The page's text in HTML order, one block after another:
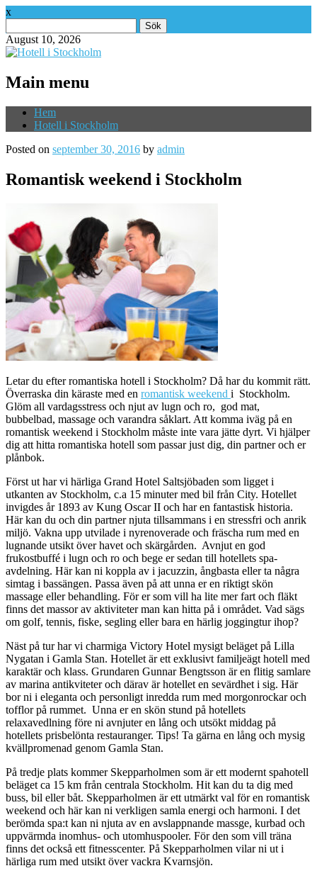
x
efter:
August 10, 2026
Main menu
Skip
Hem
Hotell i Stockholm
Posted on september 30, 2016 by admin
Romantisk weekend i Stockholm
Letar du efter romantiska hotell i Stockholm? Då har du kommit rätt.
Överraska din käraste med en romantisk weekend i Stockholm.
Glöm all vardagsstress och njut av lugn och ro, god mat,
bubbelbad, massage och varandra såklart. Att komma iväg på en
romantisk weekend i Stockholm måste inte vara jätte dyrt. Vi hjälper
dig att hitta romantiska hotell som passar just dig, din partner och er
plånbok.
Först ut har vi härliga Grand Hotel Saltsjöbaden som ligget i
utkanten av Stockholm, c.a 15 minuter med bil från City. Hotellet
invigdes år 1893 av Kung Oscar II och har en fantastisk historia.
Här kan du och din partner njuta tillsammans i en stressfri och anrik
miljö. Vakna upp utvilade i nyrenoverade och fräscha rum med en
lugnande utsikt över havet och skärgården. Avnjut en god
frukostbuffé i lugn och ro och bege er sedan till hotellets spa-
avdelning. Här kan ni koppla av i jacuzzin, ångbasta eller ta några
simtag i bassängen. Passa även på att unna er en riktigt skön
massage eller behandling. För er som vill ha lite mer fart och fläkt
finns det massor av aktiviteter man kan hitta på i området. Vad sägs
om golf, tennis, fiske, segling eller bara en härlig joggingtur ihop?
Näst på tur har vi charmiga Victory Hotel mysigt beläget på Lilla
Nygatan i Gamla Stan. Hotellet är ett exklusivt familjeägt hotell med
karaktär och klass. Grundaren Gunnar Bengtsson är en flitig samlare
av marina antikviteter och därav är hotellet en sevärdhet i sig. Här
bor ni i eleganta och personligt inredda rum med morgonrockar och
tofflor på rummet. Unna er en skön stund på hotellets
relaxavedlning före ni avnjuter en lång och utsökt middag på
hotellets prisbelönta restauranger. Tips! Ta gärna en lång och mysig
kvällpromenad genom Gamla Stan.
På tredje plats kommer Skepparholmen som är ett modernt spahotell
beläget ca 15 km från centrala Stockholm. Hit kan du ta dig med
buss, bil eller båt. Skepparholmen är ett utmärkt val för en romantisk
weekend och här kan ni verkligen samla energi och harmoni. I det
berömda spa:t kan ni njuta av en avslappnande massge, kurbad och
uppvärmda inomhus- och utomhuspooler. För den som vill träna
finns det också ett fitnesscenter. På Skepparholmen vilar ni ut i
härliga rum med utsikt över vackra Kvarnsjön.